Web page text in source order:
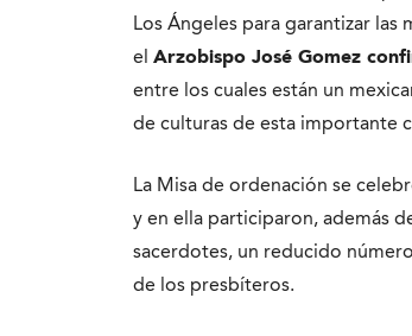
Los Ángeles para garantizar las
el Arzobispo José Gomez
entre los cuales están un
de culturas de esta importante
La Misa de ordenación se
y en ella participaron, además
sacerdotes, un reducido
de los presbíteros.